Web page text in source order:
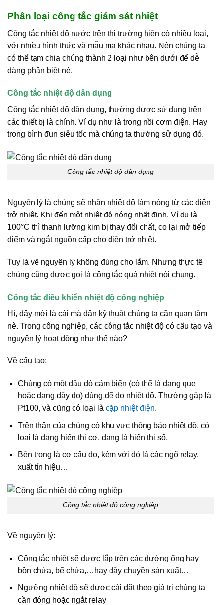
Phân loại công tắc giám sát nhiệt
Công tắc nhiệt độ nước trên thị trường hiện có nhiều loại,
với nhiều hình thức và mẫu mã khác nhau. Nên chúng ta
có thể tạm chia chúng thành 2 loại như bên dưới để dễ
dàng phân biệt nè.
Công tắc nhiệt độ dân dụng
Công tắc nhiệt độ dân dụng, thường được sử dụng trên
các thiết bị là chính. Ví dụ như là trong nồi cơm điện. Hay
trong bình đun siêu tốc mà chúng ta thường sử dụng đó.
Công tắc nhiệt độ dân dụng
Nguyên lý là chúng sẽ nhận nhiệt độ làm nóng từ các điện
trở nhiệt. Khi đến một nhiệt độ nóng nhất định. Ví dụ là
100°C thì thanh lưỡng kim bị thay đổi chất, co lại mở tiếp
điểm và ngắt nguồn cấp cho điện trở nhiệt.
Tuy là về nguyên lý không đúng cho lắm. Nhưng thực tế
chúng cũng được gọi là công tắc quá nhiệt nói chung.
Công tắc điều khiển nhiệt độ công nghiệp
Hì, đây mới là cái mà dân kỹ thuật chúng ta cần quan tâm
nè. Trong công nghiệp, các công tắc nhiệt độ có cấu tạo và
nguyên lý hoạt động như thế nào?
Về cấu tạo:
Chúng có một đầu dò cảm biến (có thể là dạng que
hoặc dạng dây đo) dùng để đo nhiệt độ. Thường gặp là
Pt100, và cũng có loại là cặp nhiệt điện.
Trên thân của chúng có khu vực thông báo nhiệt độ, có
loại là dạng hiển thị cơ, dạng là hiển thị số.
Bên trong là cơ cấu đo, kèm với đó là các ngõ relay,
xuất tín hiệu…
Công tắc nhiệt độ công nghiệp
Về nguyên lý:
Công tắc nhiệt sẽ được lắp trên các đường ống hay
bồn chứa, bể chứa,…hay dây chuyền sản xuất…
Ngưỡng nhiệt độ sẽ được cài đặt theo giá trị chúng ta
cần đóng hoặc ngắt relay